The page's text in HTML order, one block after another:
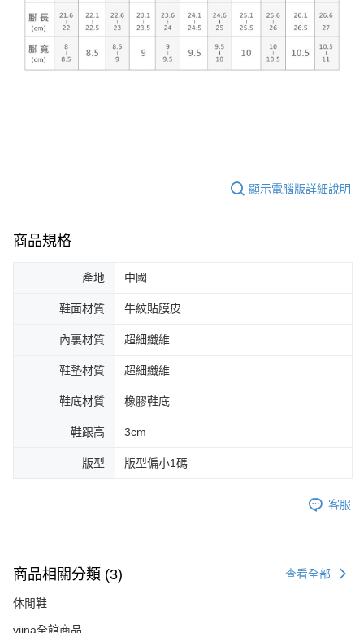
顯示電腦版詳細說明
商品規格
產地 中國
鞋面材質 牛紋貼膜皮
內裏材質 超細纖維
鞋墊材質 超細纖維
鞋底材質 橡膠鞋底
鞋跟高 3cm
版型 版型偏小1碼
客服
商品相關分類 (3) 查看全部
休閒鞋
viina全館商品